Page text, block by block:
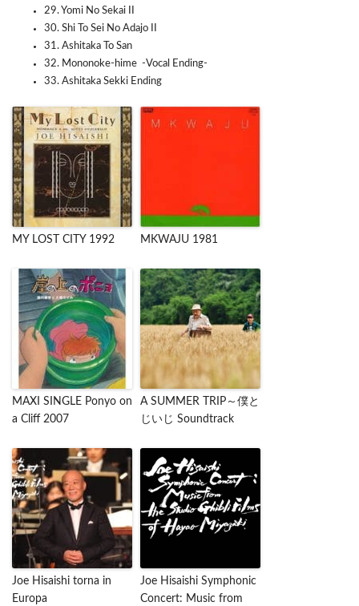
29. Yomi No Sekai II
30. Shi To Sei No Adajo II
31. Ashitaka To San
32. Mononoke-hime -Vocal Ending-
33. Ashitaka Sekki Ending
MY LOST CITY 1992 MKWAJU 1981
MAXI SINGLE Ponyo on
a Cliff 2007
A SUMMER TRIP～僕と
じいじ Soundtrack
Joe Hisaishi torna in
Europa
Joe Hisaishi Symphonic
Concert: Music from